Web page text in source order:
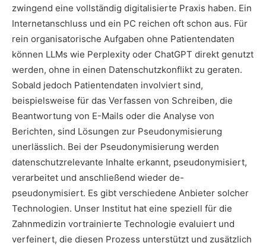
zwingend eine vollständig digitalisierte Praxis haben. Ein
Internetanschluss und ein PC reichen oft schon aus. Für
rein organisatorische Aufgaben ohne Patientendaten
können LLMs wie Perplexity oder ChatGPT direkt genutzt
werden, ohne in einen Datenschutzkonflikt zu geraten.
Sobald jedoch Patientendaten involviert sind,
beispielsweise für das Verfassen von Schreiben, die
Beantwortung von E-Mails oder die Analyse von
Berichten, sind Lösungen zur Pseudonymisierung
unerlässlich. Bei der Pseudonymisierung werden
datenschutzrelevante Inhalte erkannt, pseudonymisiert,
verarbeitet und anschließend wieder de-
pseudonymisiert. Es gibt verschiedene Anbieter solcher
Technologien. Unser Institut hat eine speziell für die
Zahnmedizin vortrainierte Technologie evaluiert und
verfeinert, die diesen Prozess unterstützt und zusätzlich